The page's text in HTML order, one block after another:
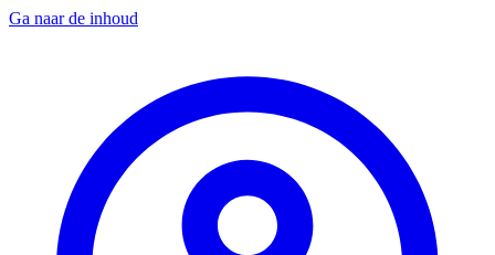
Ga naar de inhoud